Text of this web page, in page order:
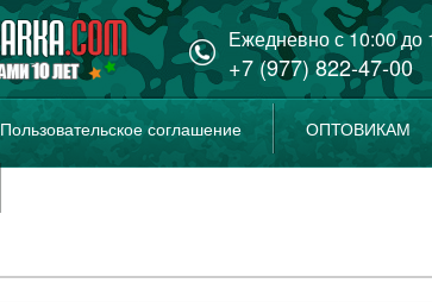
Ежедневно с 10:00 до
+7 (977) 822-47-00
Пользовательское соглашение ОПТОВИКАМ